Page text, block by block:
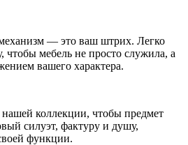
— это ваш штрих. Легко
чтобы мебель не просто служила, а
вашего характера.
коллекции, чтобы предмет
силуэт, фактуру и душу,
функции.